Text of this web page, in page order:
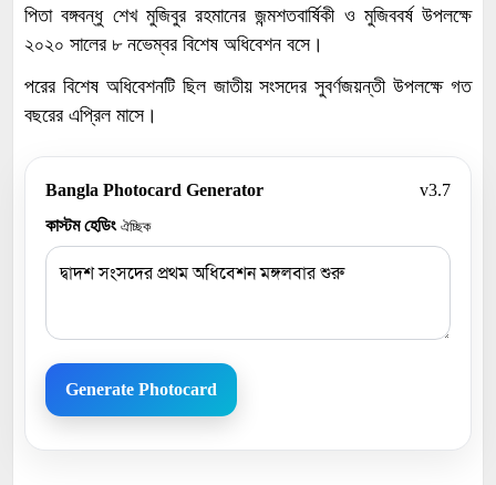
পিতা বঙ্গবন্ধু শেখ মুজিবুর রহমানের জন্মশতবার্ষিকী ও মুজিববর্ষ উপলক্ষে
২০২০ সালের ৮ নভেম্বর বিশেষ অধিবেশন বসে।
পরের বিশেষ অধিবেশনটি ছিল জাতীয় সংসদের সুবর্ণজয়ন্তী উপলক্ষে গত
বছরের এপ্রিল মাসে।
Bangla Photocard Generator
v3.7
কাস্টম হেডিং ঐচ্ছিক
Generate Photocard